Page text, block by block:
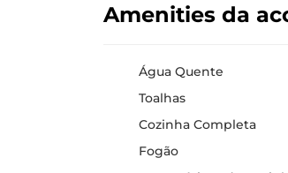
Amenities da
Água Quente
Toalhas
Cozinha Completa
Fogão